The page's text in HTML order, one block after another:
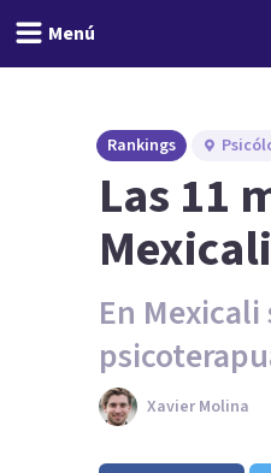
Menú
Rankings
Las 11
Mexicali
En
Xavier Molina